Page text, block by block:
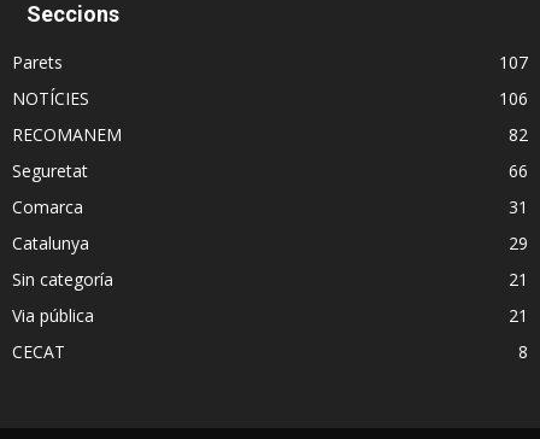
Seccions
Parets
107
NOTÍCIES
106
RECOMANEM
82
Seguretat
66
Comarca
31
Catalunya
29
Sin categoría
21
Via pública
21
CECAT
8